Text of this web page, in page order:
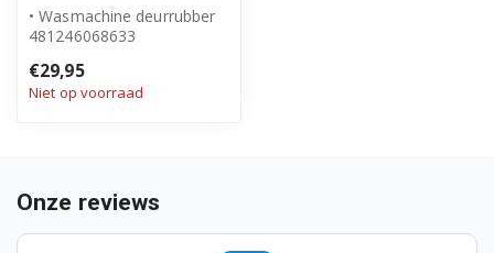
858000026010
858000065000
• Wasmachine deurrubber
481246068633
product
€29,95
Niet op voorraad
Onze reviews